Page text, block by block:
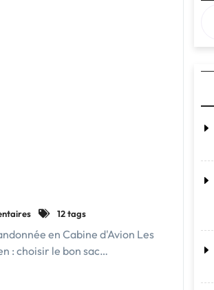
12 tags
en Cabine d'Avion Les
: choisir le bon sac…